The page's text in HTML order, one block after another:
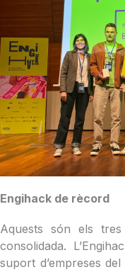
Engihack de rècord
Aquests són els tres
consolidada.
suport d’empreses